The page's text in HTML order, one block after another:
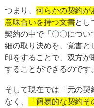
つまり、 何らかの契約が
意味合いを持つ文書とし
契約の中で「〇〇につい
細の取り決めを、覚書と
印をすることで、双方が
することができるのです。
そして現在では「元の
なく、
「簡易的な契約そ